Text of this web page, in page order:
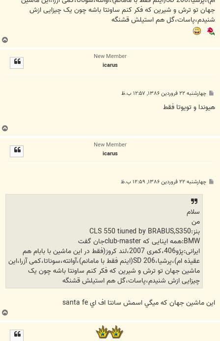
جهان تو ترش و شیرین که فکر کنم ساونتا باشه چون یک چیزایی ازش
شنیدم،پاسات،گل هم استیلش قشنگه
New Member
icarus
س
ت
چهارشنبه ۲۲ فروردین ۱۳۸۶, ۱۲:۵۷ ب.ظ
هيوندا و تويوتا فقط
New Member
icarus
س
چهارشنبه ۲۲ فروردین ۱۳۸۶, ۱۲:۵۹ ب.ظ
سلام
من
بنز:CLS 550 tiuned by BRABUS,S350
BMW:همه اینایی که club-masterجان گفت
ایرانی:پژو406،کمری 2007،لند کروز(فقط در این ماشین با بابام هم
عقیذه ام)،پرشیا،206 SD(اینم فقط با مامانم)،آوانته،سوناتا،کمی آزرا،این
ماشین جهان تو ترش و شیرین که فکر کنم ساونتا باشه چون یک
چیزایی ازش شنیدم،پاسات،گل هم استیلش قشنگه
اين ماشين جهان که ميگي اسمش سانتا اف اي santa fe